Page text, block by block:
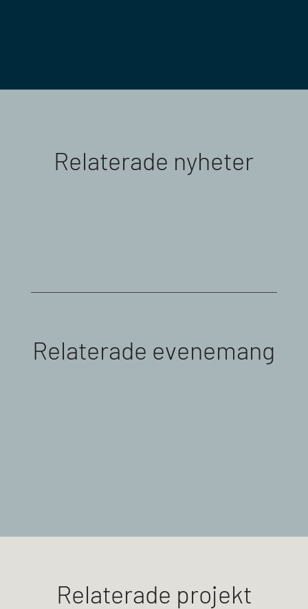
Relaterade nyheter
Relaterade evenemang
Relaterade projekt